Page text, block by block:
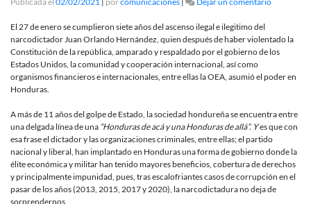
y
11
de
El 27 de enero se cumplieron siete años del ascenso ilegal e ilegitimo del
narcodictador Juan Orlando Hernández, quien después de haber violentado la
Constitución de la república, amparado y respaldado por el gobierno de los
Estados Unidos, la comunidad y cooperación internacional, así como
organismos financieros e internacionales, entre ellas la OEA, asumió el poder en
Honduras.
A más de 11 años del golpe de Estado, la sociedad hondureña se encuentra entre
una delgada línea de una “Honduras de acá y una Honduras de allá”. Yes que con
esa frase el dictador y las organizaciones criminales, entre ellas; el partido
nacional y liberal, han implantado en Honduras una forma de gobierno donde la
élite económica y militar han tenido mayores beneficios, cobertura de derechos
y principalmente impunidad, pues, tras escalofriantes casos de corrupción en el
pasar de los años (2013, 2015, 2017 y 2020), la narcodictadura no deja de
sorprendernos.